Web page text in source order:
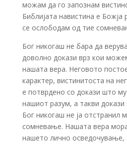
можам да го запознам
Библијата навистина е
се ослободам од тие
Бог никогаш не бара да
доволно докази врз кои
нашата вера. Неговото
карактер, вистинитоста на
е потврдено со докази што
нашиот разум, а такви
Бог никогаш не ја отстранил
сомневање. Нашата вера
нашето лично осведочување,